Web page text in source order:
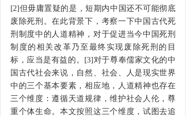
[2]但毋庸置疑的是，短期内中国还不可能彻底
废除死刑。在此背景下，考察一下中国古代死
刑制度中的人道精神，对于促进当今中国死刑
制度的相关改革乃至最终实现废除死刑的目
标，应当是有益的。[3]对于尊奉儒家文化的中
国古代社会来说，自然、社会、人是现实世界
中的三个基本要素，相应地，人道精神也存在
三个维度：遵循天道规律，维护社会人伦，尊
重个体生命。本文按照这三个维度，试图去追